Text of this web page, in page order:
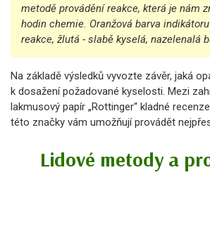
metodě provádění reakce, která je nám
hodin chemie. Oranžová barva
reakce, žlutá - slabě kyselá, nazelenalá
Na základě výsledků vyvozte závěr, jaká
k dosažení požadované kyselosti. Mezi
lakmusový papír „Rottinger“ kladné
této značky vám umožňují provádět
Lidové metody a